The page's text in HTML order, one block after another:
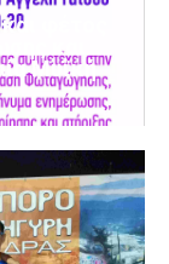
φέτος
και
Μυϊκή